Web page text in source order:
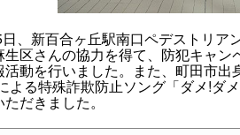
、新百合ヶ丘駅南口ペデストリア
区さんの協力を得て、防犯キャ
動を行いました。また、町田市
よる特殊詐欺防止ソング「ダメ!ダ
だきました。